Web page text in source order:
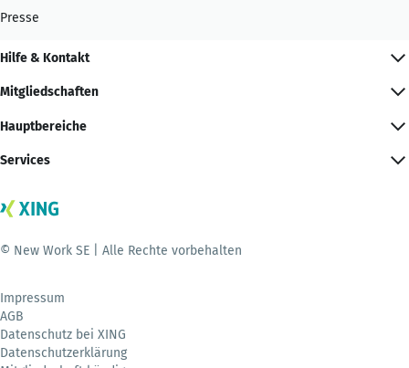
Presse
Hilfe & Kontakt
Mitgliedschaften
Hauptbereiche
Services
© New Work SE | Alle Rechte vorbehalten
Impressum
AGB
Datenschutz bei XING
Datenschutzerklärung